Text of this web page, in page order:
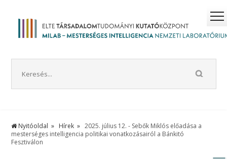
Nyitóoldal Hírek
2025. július 12. - Sebők Miklós előadása a
mesterséges intelligencia politikai vonatkozásairól a Bánkitó
Fesztiválon